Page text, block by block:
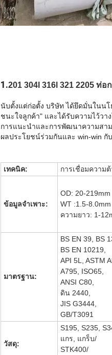
1.201 304l 316l 321 2205 ท่
นับตั้งแต่ก่อตั้ง บริษัท ได้ยึดมั่นในน
ชนะใจลูกค้า" และได้รับความไว้วา
การแนะนำและการพัฒนาความสาม
ผลประโยชน์ร่วมกันและ win-win กั
เทคนิค: การเชื่อมความ
ข้อมูลจำเพาะ:
OD: 20-219mm
WT :1.5-8.0mm
ความยาว: 1-
มาตรฐาน:
BS EN 39, BS
BS EN 10219,
API 5L, ASTM
A795, ISO65,
ANSI C80,
ดิน 2440,
JIS G3444,
GB/T3091
วัสดุ:
S195, S235,
แกร, แกร็บ/
STK400/